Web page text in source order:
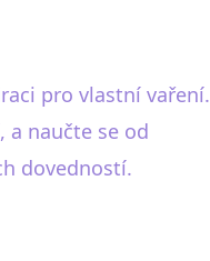
pro vlastní vaření.
a naučte se od
dovedností.